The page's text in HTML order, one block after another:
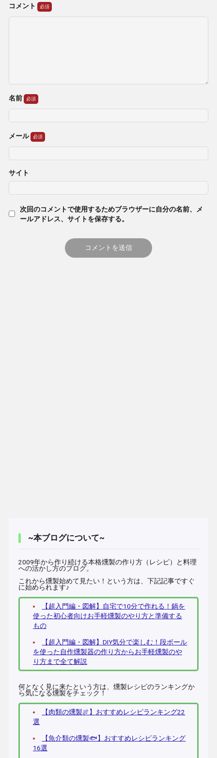
コメント
名前
メール
サイト
次回のコメントで使用するためブラウザーに自分の名前、メ
ールアドレス、サイトを保存する。
~本ブログについて~
2009年から作り続ける本格燻製の作り方（レシピ）と料理
への活かし方のブログ。
これから燻製始めて見たい！という方は、下記記事ですぐ
に始められます♪
【超入門編・図解】自宅で10分で作れる！鍋を
使った初心者向けお手軽燻製のやり方と準備する
もの
【超入門編・図解】DIY気分で楽しむ！段ボール
を使った自作燻製器の作り方からお手軽燻製のや
り方まで全て解説
何となく見に来たという方は、燻製レシピのランキングか
ら気になる燻製をチェック！
【肉類の燻製🍖】おすすめレシピランキング22
選
【魚介類の燻製🐟】おすすめレシピランキング
16選